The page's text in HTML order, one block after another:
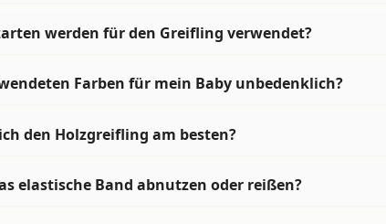
werden für den Greifling verwendet?
Farben für mein Baby unbedenklich?
den Holzgreifling am besten?
elastische Band abnutzen oder reißen?